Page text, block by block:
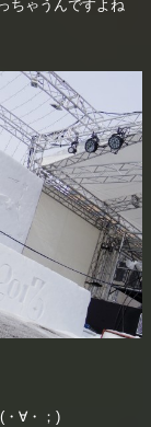
ちゃうんですよね
∀・；)